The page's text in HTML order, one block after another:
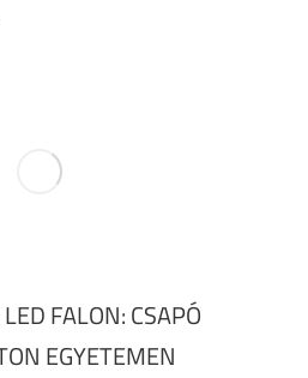
FALON: CSAPÓ
EGYETEMEN